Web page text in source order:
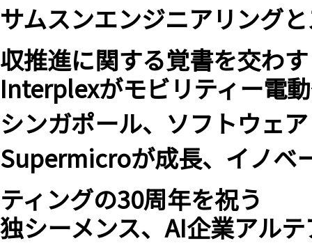
サムスンエンジニアリング
収推進に関する覚書を交わす
Interplexがモビリティー電
シンガポール、ソフトウェ
Supermicroが成長、イノベ
ティングの30周年を祝う
独シーメンス、AI企業アル